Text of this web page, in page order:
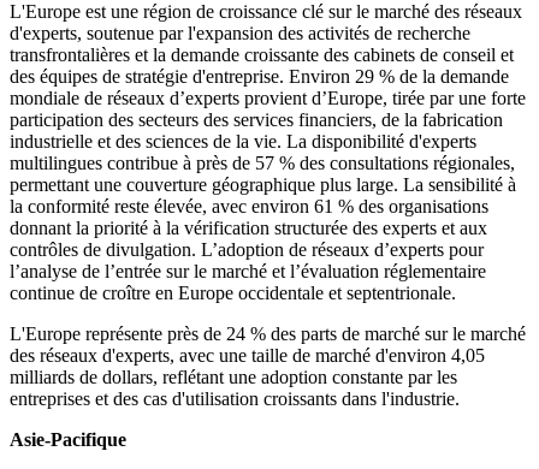
L'Europe est une région de croissance clé sur le marché des réseaux
d'experts, soutenue par l'expansion des activités de recherche
transfrontalières et la demande croissante des cabinets de conseil et
des équipes de stratégie d'entreprise. Environ 29 % de la demande
mondiale de réseaux d’experts provient d’Europe, tirée par une forte
participation des secteurs des services financiers, de la fabrication
industrielle et des sciences de la vie. La disponibilité d'experts
multilingues contribue à près de 57 % des consultations régionales,
permettant une couverture géographique plus large. La sensibilité à
la conformité reste élevée, avec environ 61 % des organisations
donnant la priorité à la vérification structurée des experts et aux
contrôles de divulgation. L’adoption de réseaux d’experts pour
l’analyse de l’entrée sur le marché et l’évaluation réglementaire
continue de croître en Europe occidentale et septentrionale.
L'Europe représente près de 24 % des parts de marché sur le marché
des réseaux d'experts, avec une taille de marché d'environ 4,05
milliards de dollars, reflétant une adoption constante par les
entreprises et des cas d'utilisation croissants dans l'industrie.
Asie-Pacifique